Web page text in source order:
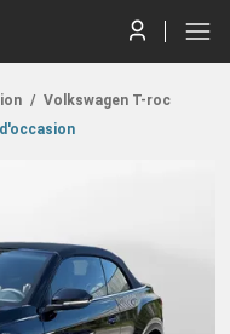
/ Volkswagen T-roc